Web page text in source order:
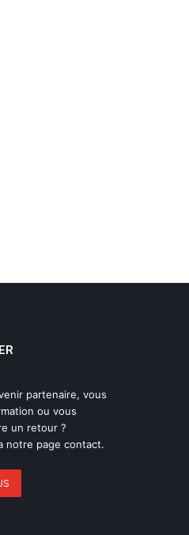
partenaire, vous
ou vous
un retour ?
notre page contact.